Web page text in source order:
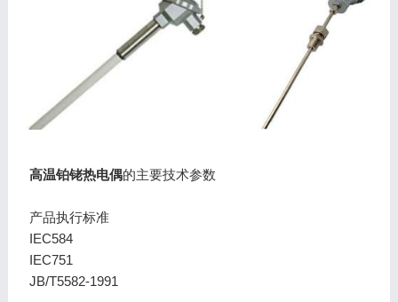
高温铂铑热电偶的主要技术参数
产品执行标准
IEC584
IEC751
JB/T5582-1991